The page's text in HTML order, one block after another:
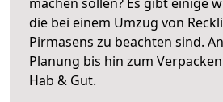
die bei einem Umzug von
Pirmasens zu beachten sind.
Planung bis hin zum
Hab & Gut.